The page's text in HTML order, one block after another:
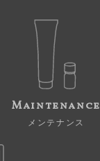
Maintenance
メンテナンス